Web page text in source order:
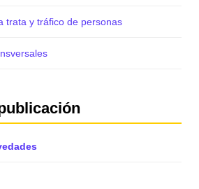
trata y tráfico de personas